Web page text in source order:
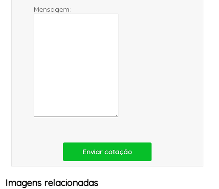
Mensagem:
Enviar cotação
Imagens relacionadas